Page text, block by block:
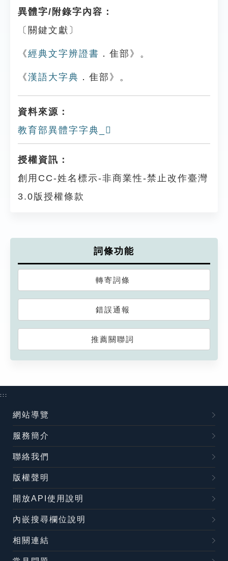
異體字/附錄字內容：
〔關鍵文獻〕
《經典文字辨證書 ．隹部》。
《漢語大字典 ．隹部》。
資料來源：
教育部異體字字典_𨾯
授權資訊：
創用CC-姓名標示-非商業性-禁止改作臺灣
3.0版授權條款
詞條功能
轉寄詞條
錯誤通報
推薦關聯詞
:::
網站導覽
服務簡介
聯絡我們
版權聲明
開放API使用說明
內嵌搜尋欄位說明
相關連結